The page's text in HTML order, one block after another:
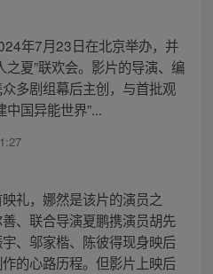
年7月23日在北京举办，并
之夏”联欢会。影片的导演、编
多剧组幕后主创，与首批观
中国异能世界”...
礼，娜然是该片的演员之
、联合导演夏鹏携演员胡先
、邬家楷、陈彼得现身映后
的心路历程。但影片上映后